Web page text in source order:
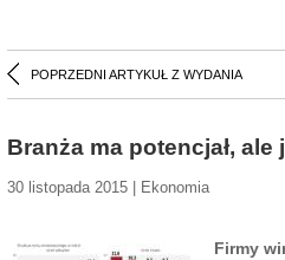
POPRZEDNI ARTYKUŁ Z WYDANIA
Branża ma potencjał,
30 listopada 2015 | Ekonomia
Firmy